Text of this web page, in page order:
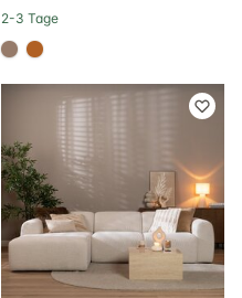
2-3 Tage
#967b6a
#b06023